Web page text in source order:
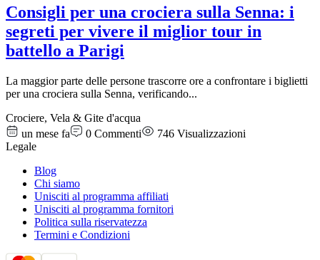
Consigli per una crociera sulla Senna: i
segreti per vivere il miglior tour in
battello a Parigi
La maggior parte delle persone trascorre ore a confrontare i biglietti
per una crociera sulla Senna, verificando...
Crociere, Vela & Gite d'acqua
un mese fa
0 Commenti 746 Visualizzazioni
Legale
Blog
Chi siamo
Unisciti al programma affiliati
Unisciti al programma fornitori
Politica sulla riservatezza
Termini e Condizioni